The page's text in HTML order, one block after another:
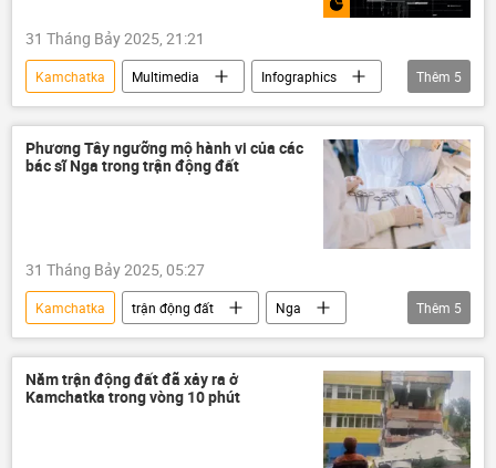
31 Tháng Bảy 2025, 21:21
Kamchatka Multimedia
Infographics
trận động đất
dự đoán động đất
Thế giới
sóng thần Nga
Thêm 5
Phương Tây ngưỡng mộ hành vi của các
bác sĩ Nga trong trận động đất
31 Tháng Bảy 2025, 05:27
Kamchatka trận động đất
Nga
Thế giới
bác sĩ
Nhật Bản
Alaska
Hoa Kỳ
Thêm 5
Năm trận động đất đã xảy ra ở
Kamchatka trong vòng 10 phút